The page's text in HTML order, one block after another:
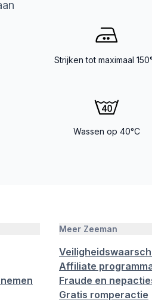
Strijken tot maximaal
Wassen op 40°C
Meer Zeeman
Affiliate
Fraude en
Gratis romperactie